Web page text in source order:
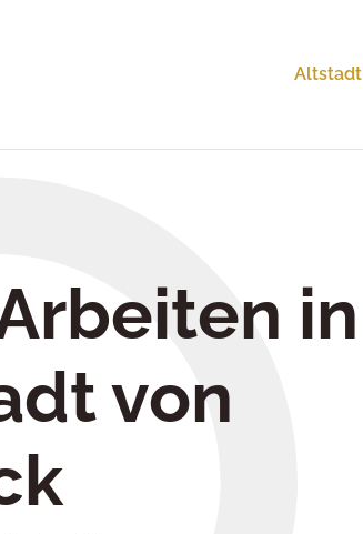
Altstadt
in
von